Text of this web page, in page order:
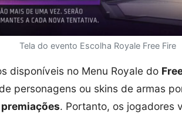
Tela do evento Escolha Royale Free Fire
disponíveis no Menu Royale do
personagens ou skins de armas
. Portanto, os jogadores